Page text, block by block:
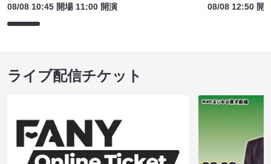
08/08 10:45 開場 11:00 開演
08/08 12:50 開
ライブ配信チケット